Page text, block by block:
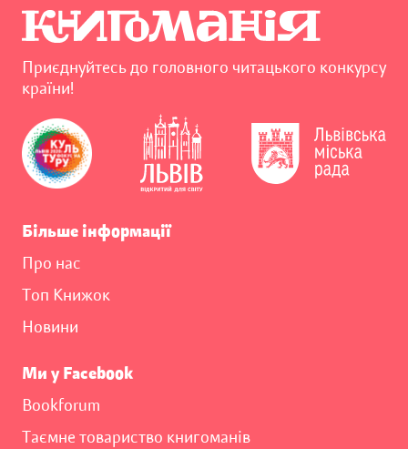
Приєднуйтесь до головного читацького конкурсу
країни!
Більше інформації
Про нас
Топ Книжок
Новини
Ми у Facebook
Bookforum
Таємне товариство книгоманів